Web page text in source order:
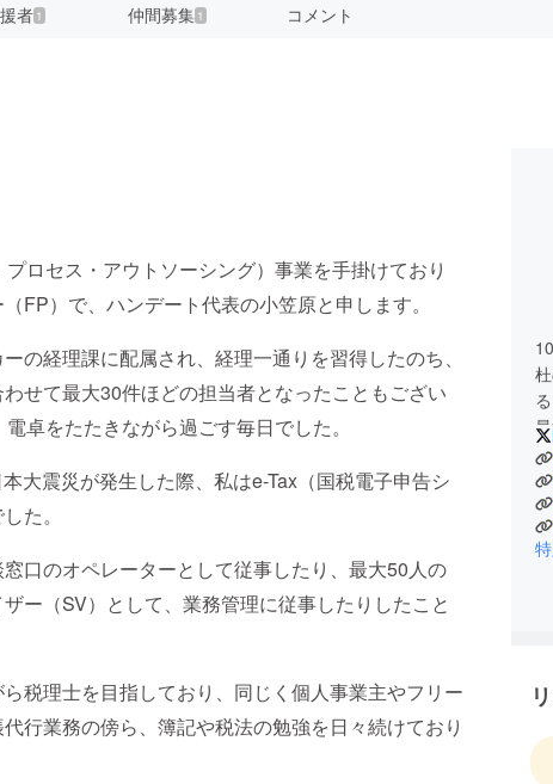
者 1 仲間募集 1 コメント
ロセス・アウトソーシング）事業を手掛けており
FP）で、ハンデート代表の小笠原と申します。
の経理課に配属され、経理一通りを習得したのち、
せて最大30件ほどの担当者となったこともござい
卓をたたきながら過ごす毎日でした。
大震災が発生した際、私はe-Tax（国税電子申告シ
た。
口のオペレーターとして従事したり、最大50人の
ー（SV）として、業務管理に従事したりしたこと
税理士を目指しており、同じく個人事業主やフリー
行業務の傍ら、簿記や税法の勉強を日々続けており